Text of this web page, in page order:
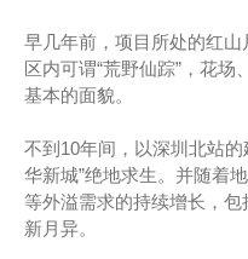
早几年前，项目所处的红
区内可谓“荒野仙踪”，花
基本的面貌。
不到10年间，以深圳北站
华新城”绝地求生。并随着
等外溢需求的持续增长，包
新月异。